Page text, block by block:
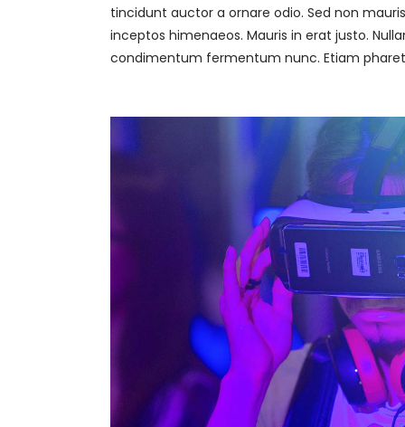
tincidunt auctor a ornare odio. Sed non
inceptos himenaeos. Mauris in erat justo.
condimentum fermentum nunc. Etiam